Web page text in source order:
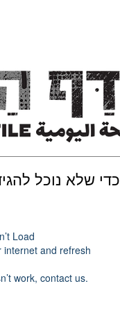
כדי שלא נוכל
Load
internet and refresh
work, contact us.